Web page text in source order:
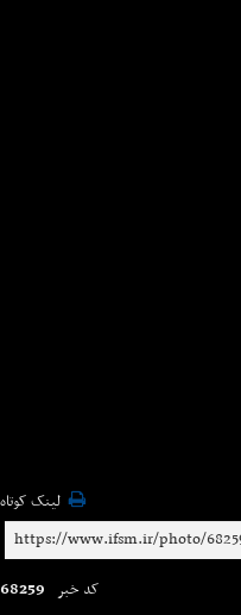
لینک کوتاه
کد خبر 68259